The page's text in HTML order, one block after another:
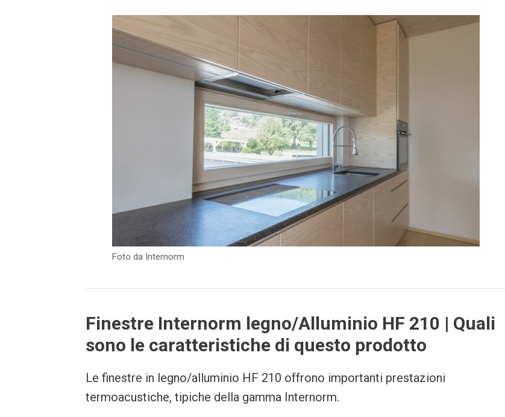
Foto da Internorm
Finestre Internorm legno/Alluminio HF 210 | Quali
sono le caratteristiche di questo prodotto
Le finestre in legno/alluminio HF 210 offrono importanti prestazioni
termoacustiche, tipiche della gamma Internorm.